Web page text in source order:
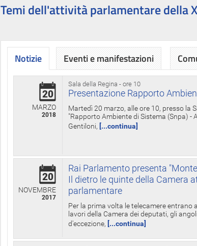
Temi dell'attività parlamentare della
Notizie
Sala della Regina - ore 10
20
MARZO
2018
Presentazione Rapporto
Martedì 20 marzo, alle ore 10, presso la
"Rapporto Ambiente di Sistema (Snpa) -
Gentiloni, [...continua]
20
NOVEMBRE
2017
Rai Parlamento presenta
Il dietro le quinte della Camera
parlamentare
Per la prima volta le telecamere entrano
lavori della Camera dei deputati, gli
d'eccezione, [...continua]
Eventi e manifestazioni